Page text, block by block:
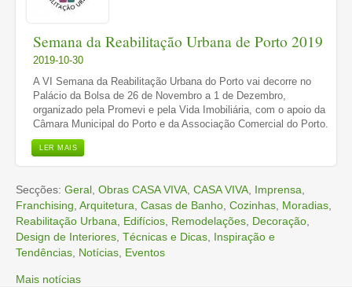
Semana da Reabilitação Urbana de Porto 2019
2019-10-30
A VI Semana da Reabilitação Urbana do Porto vai decorre no
Palácio da Bolsa de 26 de Novembro a 1 de Dezembro,
organizado pela Promevi e pela Vida Imobiliária, com o apoio da
Câmara Municipal do Porto e da Associação Comercial do Porto.
LER MAIS
Secções: Geral Obras CASA VIVA CASA VIVA Imprensa
Franchising Arquitetura Casas de Banho Cozinhas Moradias
Reabilitação Urbana
Edifícios Remodelações Decoração
Design de Interiores Técnicas e Dicas Inspiração e
Tendências Notícias Eventos
Mais notícias